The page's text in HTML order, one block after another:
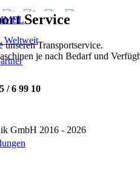
Service
unseren Transportservice.
je nach Bedarf und
/ 6 99 10
GmbH 2016 - 2026